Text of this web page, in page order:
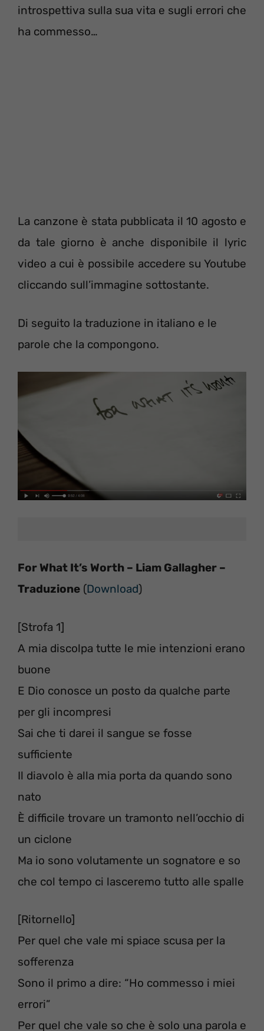
introspettiva sulla sua vita e sugli errori che
ha commesso…
La canzone è stata pubblicata il 10 agosto e
da tale giorno è anche disponibile il lyric
video a cui è possibile accedere su Youtube
cliccando sull’immagine sottostante.
Di seguito la traduzione in italiano e le
parole che la compongono.
For What It’s Worth – Liam Gallagher –
Traduzione (Download)
[Strofa 1]
A mia discolpa tutte le mie intenzioni erano
buone
E Dio conosce un posto da qualche parte
per gli incompresi
Sai che ti darei il sangue se fosse
sufficiente
Il diavolo è alla mia porta da quando sono
nato
È difficile trovare un tramonto nell’occhio di
un ciclone
Ma io sono volutamente un sognatore e so
che col tempo ci lasceremo tutto alle spalle
[Ritornello]
Per quel che vale mi spiace scusa per la
sofferenza
Sono il primo a dire: “Ho commesso i miei
errori”
Per quel che vale so che è solo una parola e